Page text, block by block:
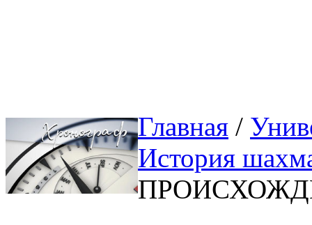
Главная /
История